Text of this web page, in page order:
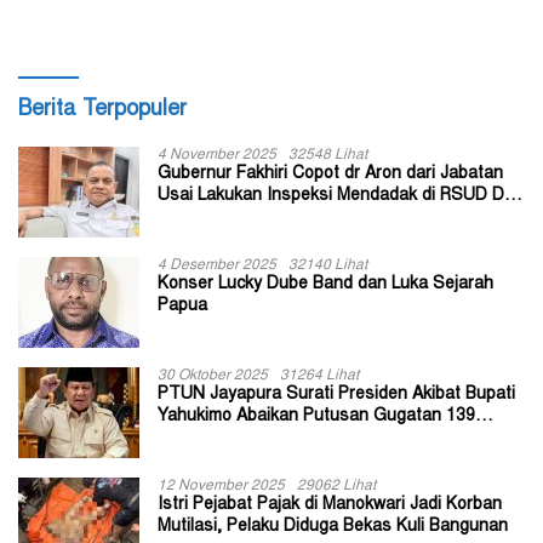
Berita Terpopuler
4 November 2025 32548 Lihat
Gubernur Fakhiri Copot dr Aron dari Jabatan
Usai Lakukan Inspeksi Mendadak di RSUD Dok
4 Desember 2025 32140 Lihat
Konser Lucky Dube Band dan Luka Sejarah
Papua
30 Oktober 2025 31264 Lihat
PTUN Jayapura Surati Presiden Akibat Bupati
Yahukimo Abaikan Putusan Gugatan 139
12 November 2025 29062 Lihat
Istri Pejabat Pajak di Manokwari Jadi Korban
Mutilasi, Pelaku Diduga Bekas Kuli Bangunan